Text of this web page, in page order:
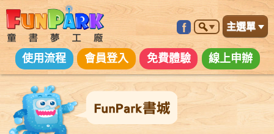
主選單
線上申辦
免費體驗
會員登入
使用流程